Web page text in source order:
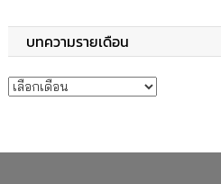
บทความรายเดือน
บทความรายเดือน